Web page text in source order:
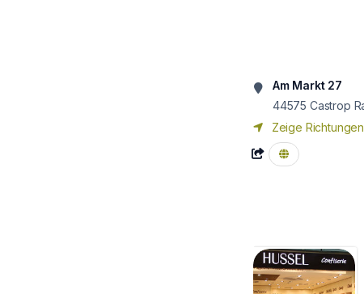
Am Markt 27
44575 Castrop
Zeige Richtungen